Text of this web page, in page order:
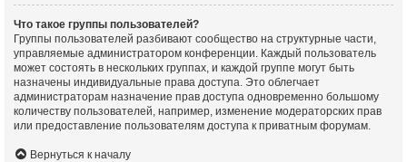
Что такое группы пользователей?
Группы пользователей разбивают сообщество на структурные части,
управляемые администратором конференции. Каждый пользователь
может состоять в нескольких группах, и каждой группе могут быть
назначены индивидуальные права доступа. Это облегчает
администраторам назначение прав доступа одновременно большому
количеству пользователей, например, изменение модераторских прав
или предоставление пользователям доступа к приватным форумам.
Вернуться к началу